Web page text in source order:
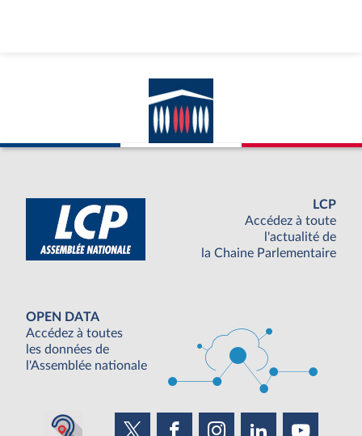
LCP
Accédez à toute
l'actualité de
la Chaine Parlementaire
OPEN DATA
Accédez à toutes
les données de
l'Assemblée nationale